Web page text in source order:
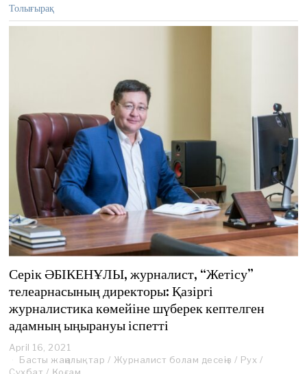
2
Толығырақ
Серік ӘБІКЕНҰЛЫ, журналист, “Жетісу”
телеарнасының директоры: Қазіргі
журналистика көмейіне шүберек кептелген
адамның ыңырануы іспетті
April 16, 2021
p
r
Басты жаңалықтар / Журналист болам десеңіз / Рух /
Сұхбат / Қоғам